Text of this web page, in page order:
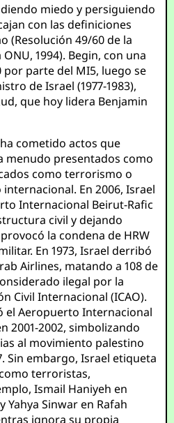
miedo y persiguiendo
con las definiciones
(Resolución 49/60 de la
1994). Begin, con una
por parte del MI5, luego se
de Israel (1977-1983),
que hoy lidera Benjamin
cometido actos que
menudo presentados como
como terrorismo o
En 2006, Israel
Internacional Beirut-Rafic
civil y dejando
la condena de HRW
En 1973, Israel derribó
Airlines, matando a 108 de
ilegal por la
Civil Internacional (ICAO).
el Aeropuerto Internacional
2001-2002, simbolizando
al movimiento palestino
Sin embargo, Israel etiqueta
terroristas,
Ismail Haniyeh en
Yahya Sinwar en Rafah
ignora su propia